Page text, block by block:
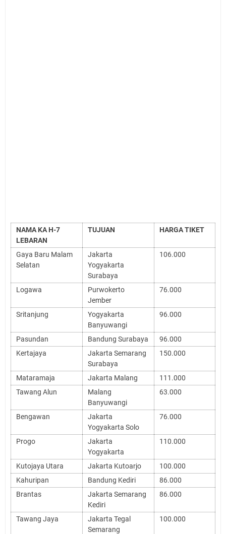
NAMA KA H-7
LEBARAN
TUJUAN HARGA TIKET
Gaya Baru Malam
Selatan
Jakarta
Yogyakarta
Surabaya
106.000
Logawa
Purwokerto
Jember
76.000
Sritanjung
Yogyakarta
Banyuwangi
96.000
Pasundan Bandung Surabaya
96.000
Kertajaya
Jakarta Semarang
Surabaya
150.000
Mataramaja Jakarta Malang
111.000
Tawang Alun
Malang
Banyuwangi
63.000
Bengawan
Jakarta
Yogyakarta Solo
76.000
Progo
Jakarta
Yogyakarta
110.000
Kutojaya Utara Jakarta Kutoarjo
100.000
Kahuripan
Bandung Kediri
86.000
Brantas
Jakarta Semarang
Kediri
86.000
Tawang Jaya
Jakarta Tegal
Semarang
100.000